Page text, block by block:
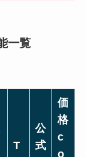
一覧
T
公
式
価
格
c
o